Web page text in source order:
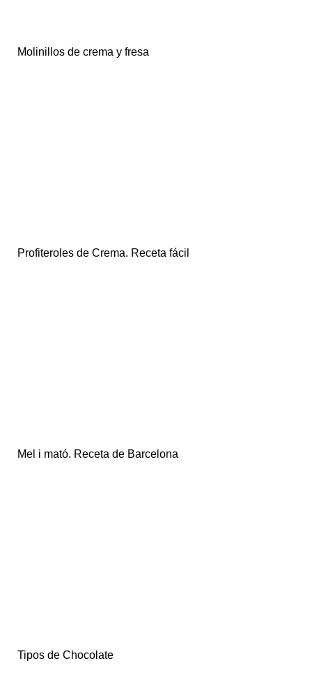
Molinillos de crema y fresa
Profiteroles de Crema. Receta fácil
Mel i mató. Receta de Barcelona
Tipos de Chocolate